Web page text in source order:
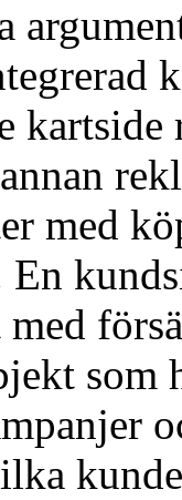
med
En
som